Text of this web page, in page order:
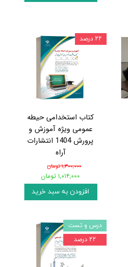
کتاب استخدامی حیطه
عمومی ویژه آموزش و
پرورش 1404 انتشارات
آراه
۱,۳۰۰,۰۰۰ تومان
۱,۰۱۴,۰۰۰ تومان
افزودن به سبد خرید
۲۲ درصد
درس و تست
۲۲ درصد